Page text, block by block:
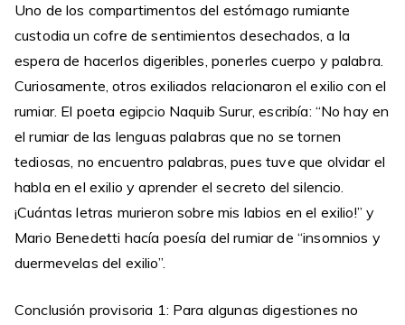
Uno de los compartimentos del estómago rumiante
custodia un cofre de sentimientos desechados, a la
espera de hacerlos digeribles, ponerles cuerpo y palabra.
Curiosamente, otros exiliados relacionaron el exilio con el
rumiar. El poeta egipcio Naquib Surur, escribía: “No hay en
el rumiar de las lenguas palabras que no se tornen
tediosas, no encuentro palabras, pues tuve que olvidar el
habla en el exilio y aprender el secreto del silencio.
¡Cuántas letras murieron sobre mis labios en el exilio!” y
Mario Benedetti hacía poesía del rumiar de “insomnios y
duermevelas del exilio”.
Conclusión provisoria 1: Para algunas digestiones no